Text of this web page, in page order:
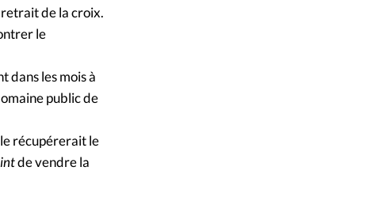
de la croix.
le
dans les mois à
public de
récupérerait le
de vendre la